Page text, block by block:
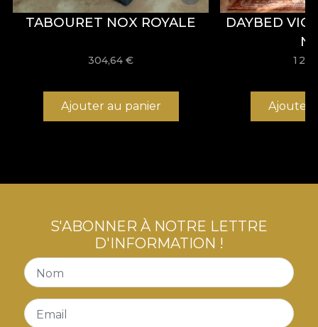
TABOURET NOX ROYALE
304,64€
Ajouter au panier
DAYBED
1
Ajouter
S'ABONNER À NOTRE LETTRE
D'INFORMATION !
Nom
Email